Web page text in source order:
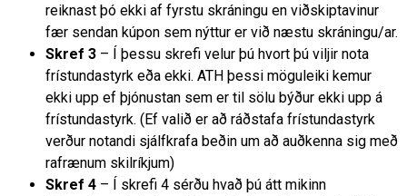
reiknast þó ekki af fyrstu skráningu en viðskiptavinur
fær sendan kúpon sem nýttur er við næstu skráningu/ar.
Skref 3 – Í þessu skrefi velur þú hvort þú viljir nota
frístundastyrk eða ekki. ATH þessi möguleiki kemur
ekki upp ef þjónustan sem er til sölu býður ekki upp á
frístundastyrk. (Ef valið er að ráðstafa frístundastyrk
verður notandi sjálfkrafa beðin um að auðkenna sig með
rafrænum skilríkjum)
Skref 4 – Í skrefi 4 sérðu hvað þú átt mikinn